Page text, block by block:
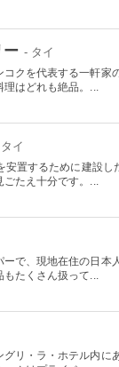
ー - タイ
クを代表する一軒家
理はどれも絶品。...
イ
置するために建設
ごたえ十分です。...
で、現地在住の日本
もたくさん扱って...
リ・ラ・ホテル内